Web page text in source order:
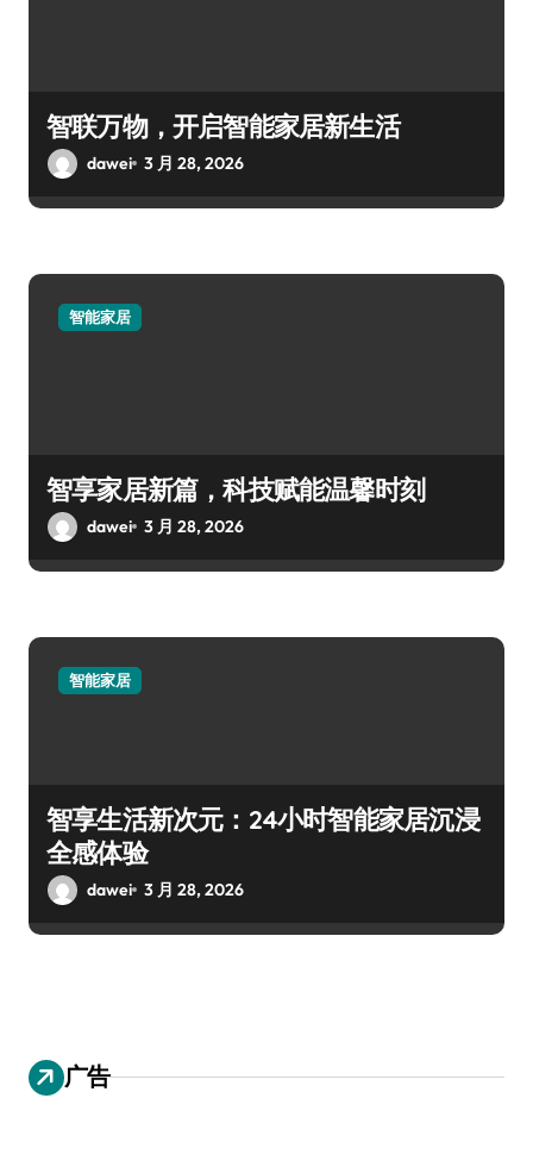
智联万物，开启智能家居新生活
dawei 3 月 28, 2026
智能家居
智享家居新篇，科技赋能温馨时刻
dawei 3 月 28, 2026
智能家居
智享生活新次元：24小时智能家居沉浸
全感体验
dawei 3 月 28, 2026
广告